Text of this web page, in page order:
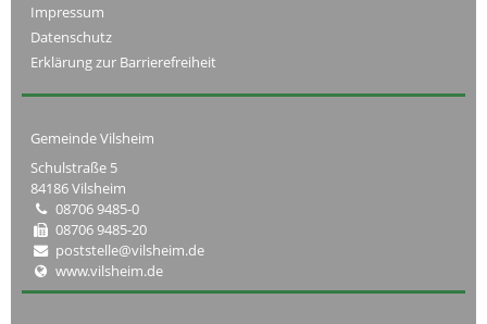
Impressum
Datenschutz
Erklärung zur Barrierefreiheit
Gemeinde Vilsheim
Schulstraße 5
84186 Vilsheim
08706 9485-0
08706 9485-20
poststelle@vilsheim.de
www.vilsheim.de